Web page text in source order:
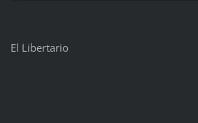
El Libertario